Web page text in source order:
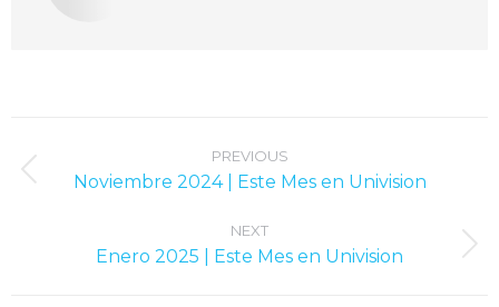
PREVIOUS
Previous
Noviembre 2024 | Este Mes en Univision
NEXT
Next
Enero 2025 | Este Mes en Univision